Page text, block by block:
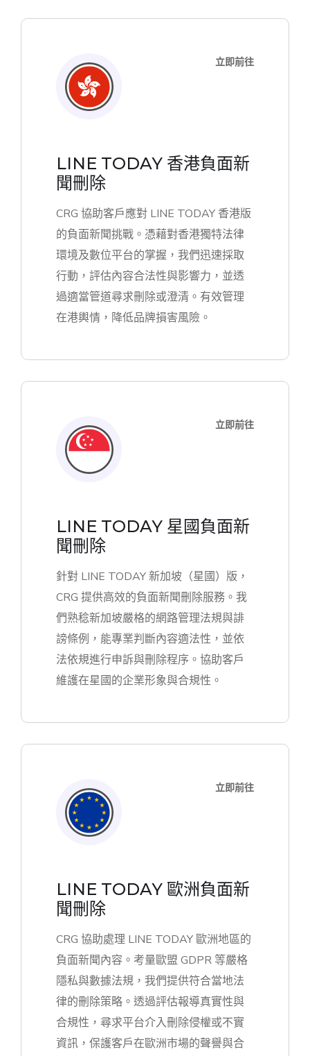
立即前往
LINE TODAY 香港負面新
聞刪除
CRG 協助客戶應對 LINE TODAY 香港版
的負面新聞挑戰。憑藉對香港獨特法律
環境及數位平台的掌握，我們迅速採取
行動，評估內容合法性與影響力，並透
過適當管道尋求刪除或澄清。有效管理
在港輿情，降低品牌損害風險。
立即前往
LINE TODAY 星國負面新
聞刪除
針對 LINE TODAY 新加坡（星國）版，
CRG 提供高效的負面新聞刪除服務。我
們熟稔新加坡嚴格的網路管理法規與誹
謗條例，能專業判斷內容適法性，並依
法依規進行申訴與刪除程序。協助客戶
維護在星國的企業形象與合規性。
立即前往
LINE TODAY 歐洲負面新
聞刪除
CRG 協助處理 LINE TODAY 歐洲地區的
負面新聞內容。考量歐盟 GDPR 等嚴格
隱私與數據法規，我們提供符合當地法
律的刪除策略。透過評估報導真實性與
合規性，尋求平台介入刪除侵權或不實
資訊，保護客戶在歐洲市場的聲譽與合